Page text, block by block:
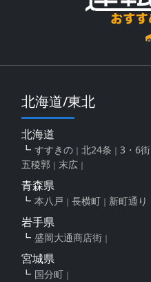
北海道/東北
北海道
すすきの 北24条 3・6街
五稜郭
末広
青森県
本八戸 長横町 新町通り
岩手県
盛岡大通商店街
宮城県
国分町